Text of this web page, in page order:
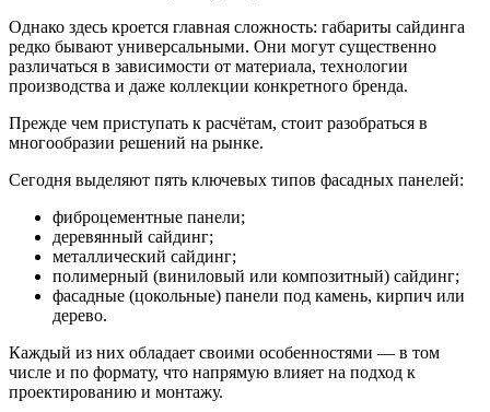
Однако здесь кроется главная сложность: габариты сайдинга
редко бывают универсальными. Они могут существенно
различаться в зависимости от материала, технологии
производства и даже коллекции конкретного бренда.
Прежде чем приступать к расчётам, стоит разобраться в
многообразии решений на рынке.
Сегодня выделяют пять ключевых типов фасадных панелей:
фиброцементные панели;
деревянный сайдинг;
металлический сайдинг;
полимерный (виниловый или композитный) сайдинг;
фасадные (цокольные) панели под камень, кирпич или
дерево.
Каждый из них обладает своими особенностями — в том
числе и по формату, что напрямую влияет на подход к
проектированию и монтажу.